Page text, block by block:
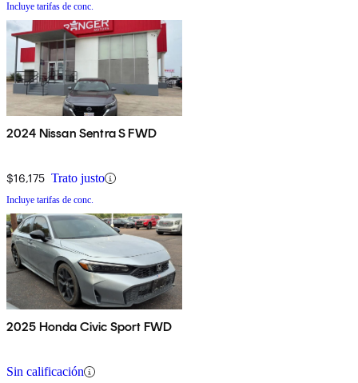
Incluye tarifas de conc.
2024 Nissan Sentra S FWD
$16,175 Trato justo
Incluye tarifas de conc.
2025 Honda Civic Sport FWD
Sin calificación